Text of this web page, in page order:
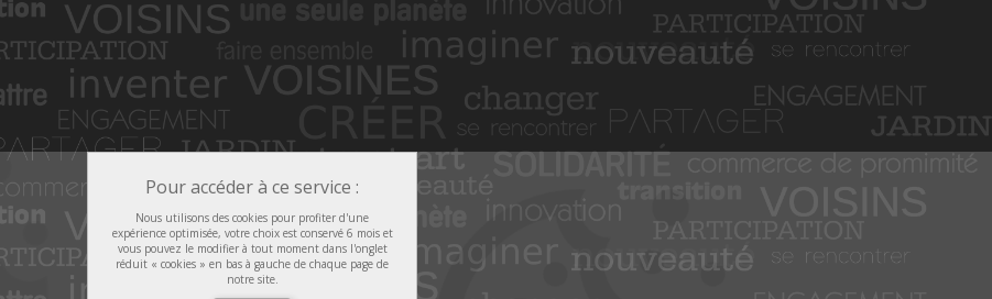
Pour accéder à ce service :
Nous utilisons des cookies pour profiter d'une
expérience optimisée, votre choix est conservé 6 mois et
vous pouvez le modifier à tout moment dans l'onglet
réduit « cookies » en bas à gauche de chaque page de
notre site.